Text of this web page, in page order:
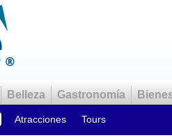
Belleza Gastronomía
Atracciones Tours